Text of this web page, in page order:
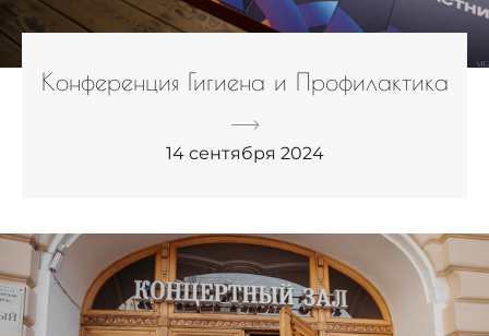
Конференция Гигиена и Профилактика
14 сентября 2024